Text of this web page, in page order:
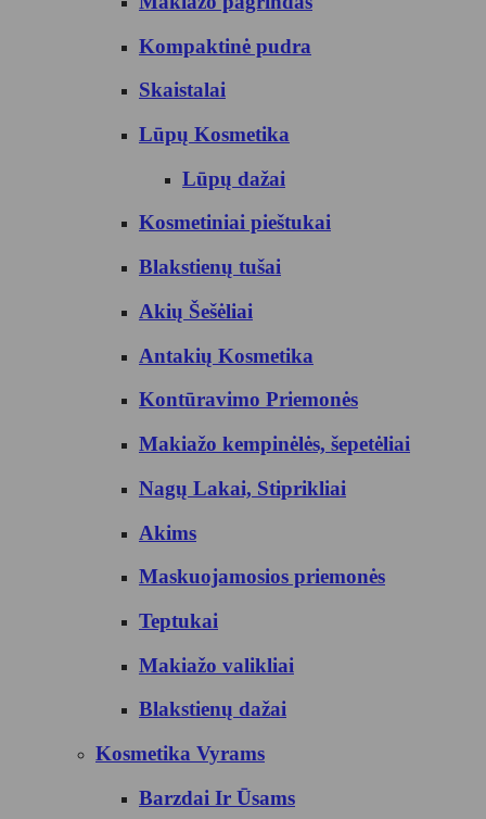
Kompaktinė pudra
Skaistalai
Lūpų Kosmetika
Lūpų dažai
Kosmetiniai pieštukai
Blakstienų tušai
Akių Šešėliai
Antakių Kosmetika
Kontūravimo Priemonės
Makiažo kempinėlės, šepetėliai
Nagų Lakai, Stiprikliai
Akims
Maskuojamosios priemonės
Teptukai
Makiažo valikliai
Blakstienų dažai
Kosmetika Vyrams
Barzdai Ir Ūsams